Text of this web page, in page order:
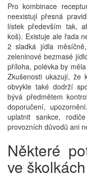
Pro kombinace
neexistují přesná
lístek především tak,
koš). Existuje ale řada
2 sladká jídla
zeleninové bezmasé
příloha, polévka by
Zkušenosti ukazují, že
obvykle také dodrží
bývá předmětem
doporučení,
uplatnit sankce,
provozních důvodů ani
Některé
ve